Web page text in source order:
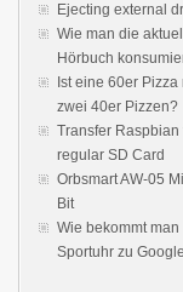
Ejecting external
Wie man die
Hörbuch
Ist eine 60er
zwei 40er Pizzen?
Transfer Raspbian
regular SD Card
Orbsmart AW-05
Bit
Wie bekommt
Sportuhr zu